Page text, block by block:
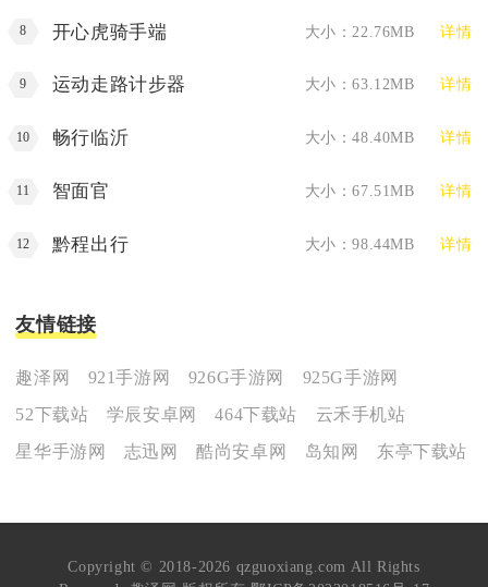
8 开心虎骑手端 大小：22.76MB 详情
9 运动走路计步器 大小：63.12MB 详情
10 畅行临沂 大小：48.40MB 详情
11 智面官 大小：67.51MB 详情
12 黔程出行 大小：98.44MB 详情
友情链接
趣泽网 921手游网 926G手游网
925G手游网
52下载站
学辰安卓网 464下载站
云禾手机站
星华手游网
志迅网 酷尚安卓网 岛知网 东亭下载站
Copyright © 2018-2026 qzguoxiang.com All Rights